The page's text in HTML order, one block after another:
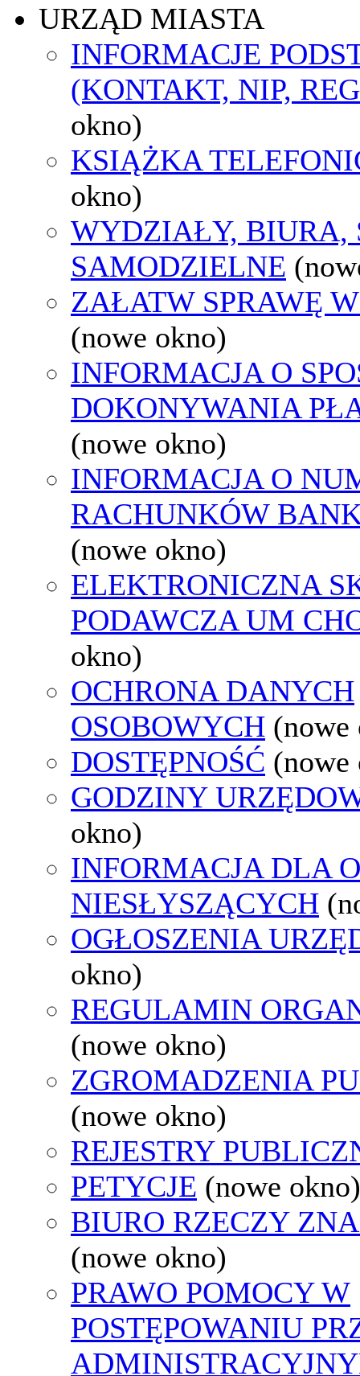
URZĄD MIASTA
INFORMACJE
(KONTAKT, NIP,
okno)
KSIĄŻKA
okno)
WYDZIAŁY, BIURA,
SAMODZIELNE
ZAŁATW SPRAWĘ
(nowe okno)
INFORMACJA O
DOKONYWANIA
(nowe okno)
INFORMACJA O
RACHUNKÓW
(nowe okno)
ELEKTRONICZNA
PODAWCZA UM
okno)
OCHRONA DANYCH
OSOBOWYCH (nowe
DOSTĘPNOŚĆ (nowe
GODZINY
okno)
INFORMACJA DLA
NIESŁYSZĄCYCH
OGŁOSZENIA
okno)
REGULAMIN
(nowe okno)
ZGROMADZENIA
(nowe okno)
REJESTRY
PETYCJE (nowe okno)
BIURO RZECZY
(nowe okno)
PRAWO POMOCY W
POSTĘPOWANIU